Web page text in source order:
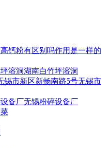
钙粉有区别吗作用是一样的
溶洞湖南白竹坪溶洞
锡市新区新畅南路5号无锡市
备厂无锡粉碎设备厂